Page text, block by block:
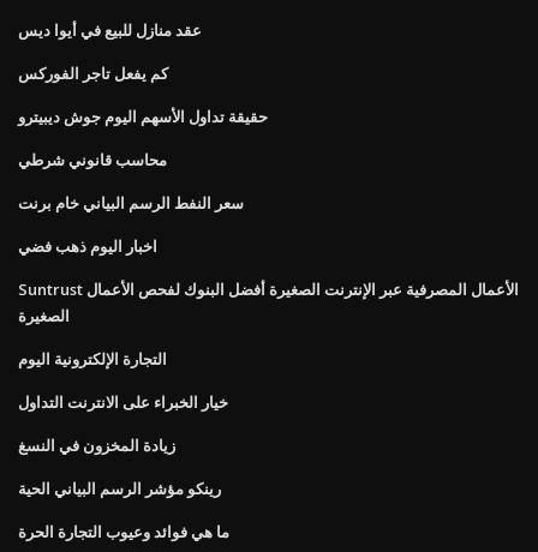
عقد منازل للبيع في أيوا ديس
كم يفعل تاجر الفوركس
حقيقة تداول الأسهم اليوم جوش ديبيترو
محاسب قانوني شرطي
سعر النفط الرسم البياني خام برنت
اخبار اليوم ذهب فضي
Suntrust الأعمال المصرفية عبر الإنترنت الصغيرة أفضل البنوك لفحص الأعمال
الصغيرة
التجارة الإلكترونية اليوم
خيار الخبراء على الانترنت التداول
زيادة المخزون في النسغ
رينكو مؤشر الرسم البياني الحية
ما هي فوائد وعيوب التجارة الحرة